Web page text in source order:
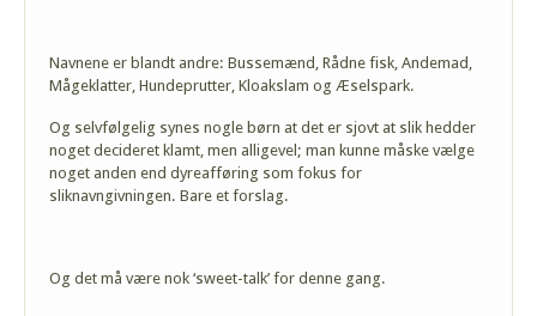
Navnene er blandt andre: Bussemænd, Rådne fisk, Andemad,
Mågeklatter, Hundeprutter, Kloakslam og Æselspark.
Og selvfølgelig synes nogle børn at det er sjovt at slik hedder
noget decideret klamt, men alligevel; man kunne måske vælge
noget anden end dyreafføring som fokus for
sliknavngivningen. Bare et forslag.
Og det må være nok ‘sweet-talk’ for denne gang.